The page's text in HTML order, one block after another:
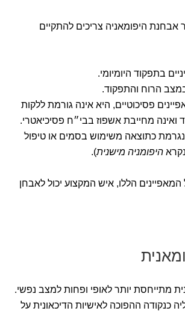
אבחנת היפומאניה צריכים להתקיים
פסיכוטיים, היא אינה גורמת ללקות
מחייבת אשפוז בבי״ח פסיכיאטרי.
נגרמת כתוצאה משימוש בסמים או טיפול
היפומניה מישנית).
הללו, איש המקצוע יכול לאבחן
מתייחסת יותר לאופי ופחות למצב נפשי.
כנקודה ההפוכה לאישיות הדיכאונית על